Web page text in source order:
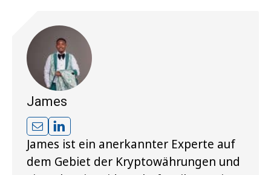
James
James ist ein anerkannter Experte auf
dem Gebiet der Kryptowährungen und